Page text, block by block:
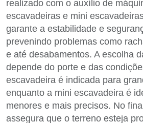
realizado com o auxílio de
escavadeiras e mini
garante a estabilidade e
prevenindo problemas como
e até desabamentos. A escolha
depende do porte e das
escavadeira é indicada para
enquanto a mini escavadeira é
menores e mais precisos. No
assegura que o terreno esteja